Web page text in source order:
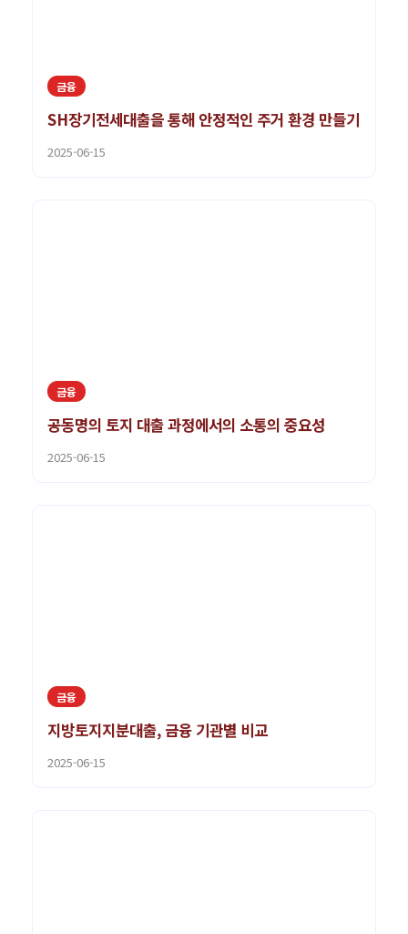
금융
SH장기전세대출을 통해 안정적인 주거 환경 만들기
2025-06-15
금융
공동명의 토지 대출 과정에서의 소통의 중요성
2025-06-15
금융
지방토지지분대출, 금융 기관별 비교
2025-06-15